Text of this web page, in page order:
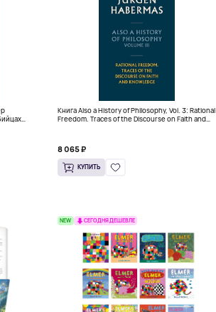
Книга Also a History of Philosophy, Vol. 3: Rational
Freedom. Traces of the Discourse on Faith and
8 065 ₽
КУПИТЬ
NEW СЕГОДНЯ ДЕШЕВЛЕ